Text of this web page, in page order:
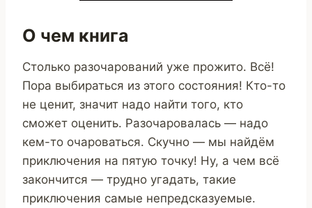
О чем книга
Столько разочарований уже прожито. Всё!
Пора выбираться из этого состояния! Кто-то
не ценит, значит надо найти того, кто
сможет оценить. Разочаровалась — надо
кем-то очароваться. Скучно — мы найдём
приключения на пятую точку! Ну, а чем всё
закончится — трудно угадать, такие
приключения самые непредсказуемые.